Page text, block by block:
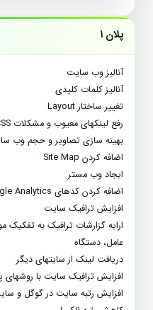
پلان ۱
آنالبز وب سایت
آنالیز کلمات کلیدی
تغییر ساختار Layout
رفع لینکهای معیوب و مشکلات CSS
بهینه سازی تصاویر و حجم وب
اضافه کردن Site Map
ایجاد وب مستر
اضافه کردن کدهای Google Analytics
افزایش ترافیک سایت
ارایه گزارشات ترافیک به تفکیک
عامل، دستگاه
دریافت لینک از سایتهای دیگر
افزایش ترافیک سایت با روشهای
افزایش رتبه سایت در گوگل و